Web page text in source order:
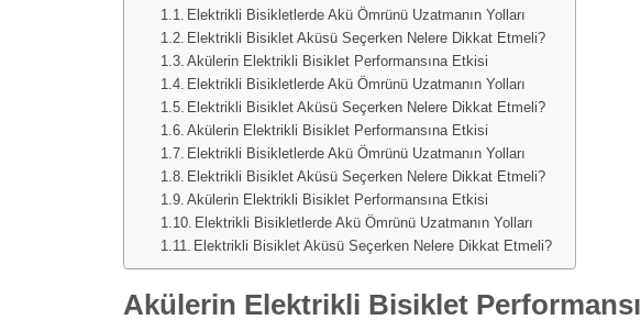
Elektrikli Bisikletlerde Akü Ömrünü Uzatmanın Yolları
Elektrikli Bisiklet Aküsü Seçerken Nelere Dikkat Etmeli?
Akülerin Elektrikli Bisiklet Performansına Etkisi
Elektrikli Bisikletlerde Akü Ömrünü Uzatmanın Yolları
Elektrikli Bisiklet Aküsü Seçerken Nelere Dikkat Etmeli?
Akülerin Elektrikli Bisiklet Performansına Etkisi
Elektrikli Bisikletlerde Akü Ömrünü Uzatmanın Yolları
Elektrikli Bisiklet Aküsü Seçerken Nelere Dikkat Etmeli?
Akülerin Elektrikli Bisiklet Performansına Etkisi
Elektrikli Bisikletlerde Akü Ömrünü Uzatmanın Yolları
Elektrikli Bisiklet Aküsü Seçerken Nelere Dikkat Etmeli?
Akülerin Elektrikli Bisiklet Performansı